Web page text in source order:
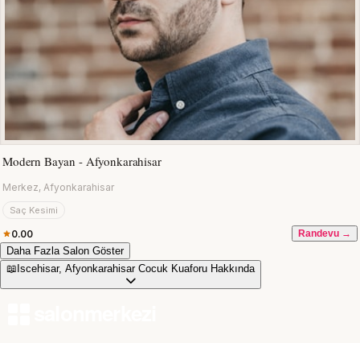
Modern Bayan - Afyonkarahisar
Merkez, Afyonkarahisar
Saç Kesimi
0.00 Randevu →
Daha Fazla Salon Göster
📖 Iscehisar, Afyonkarahisar Cocuk Kuaforu Hakkında